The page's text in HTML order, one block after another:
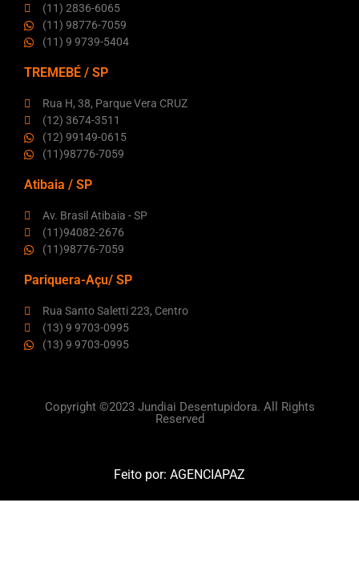
(11) 2836-6065
(11) 98776-7059
(11) 9 9739-5404
TREMEBÉ / SP
Rua H, 38, Parque Vera CRUZ
(12) 3674-3511
(12) 99149-0615
(11)98776-7059
Atibaia / SP
Av. Brasil Atibaia - SP
(11)94082-2676
(11)98776-7059
Pariquera-Açu/ SP
Rua Santo Saletti 223, Centro
(13) 9 9703-0995
(13) 9 9703-0995
Copyright ©2023 Jundiai Desentupidora. All Rights
Reserved
Feito por: AGENCIAPAZ